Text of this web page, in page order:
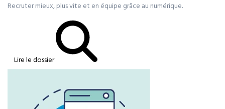
Recruter mieux, plus vite et en équipe grâce au numérique.
Lire le dossier